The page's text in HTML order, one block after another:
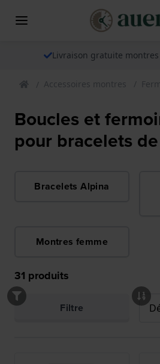
Livraison gratuite
Accessoires montres
Boucles et
pour bracelets
Bracelets Alpina
Montres femme
31 produits
Filtre